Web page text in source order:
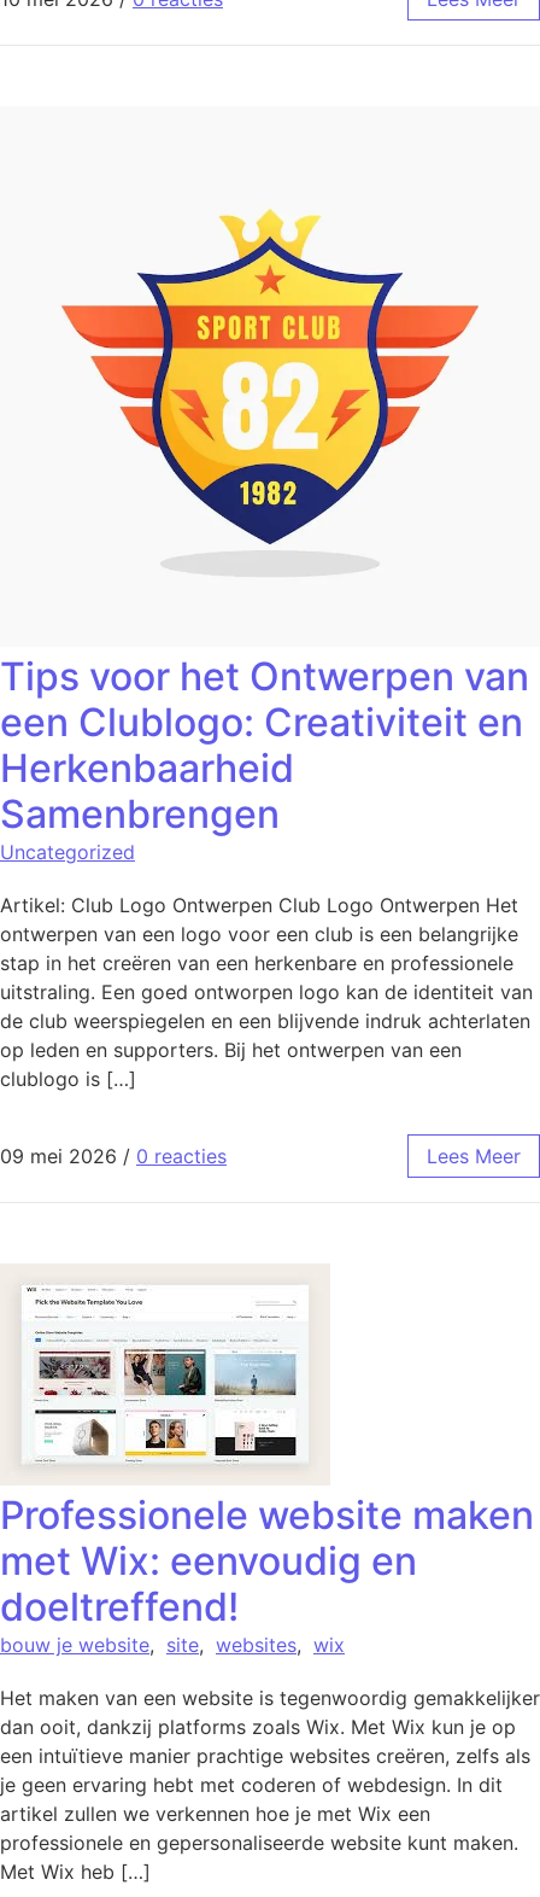
Tips voor het Ontwerpen van
een Clublogo: Creativiteit en
Herkenbaarheid
Samenbrengen
Uncategorized
Artikel: Club Logo Ontwerpen Club Logo Ontwerpen Het
ontwerpen van een logo voor een club is een belangrijke
stap in het creëren van een herkenbare en professionele
uitstraling. Een goed ontworpen logo kan de identiteit van
de club weerspiegelen en een blijvende indruk achterlaten
op leden en supporters. Bij het ontwerpen van een
clublogo is […]
09 mei 2026 / 0 reacties Lees Meer
Professionele website maken
met Wix: eenvoudig en
doeltreffend!
bouw je website, site, websites, wix
Het maken van een website is tegenwoordig gemakkelijker
dan ooit, dankzij platforms zoals Wix. Met Wix kun je op
een intuïtieve manier prachtige websites creëren, zelfs als
je geen ervaring hebt met coderen of webdesign. In dit
artikel zullen we verkennen hoe je met Wix een
professionele en gepersonaliseerde website kunt maken.
Met Wix heb […]